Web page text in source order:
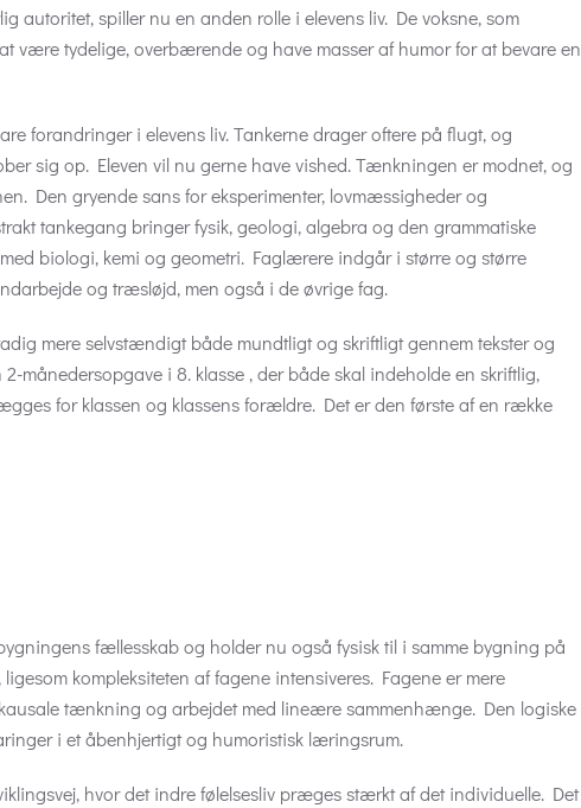
autoritet, spiller nu en anden rolle i elevens liv. De voksne, som
være tydelige, overbærende og have masser af humor for at bevare en
forandringer i elevens liv. Tankerne drager oftere på flugt, og
sig op. Eleven vil nu gerne have vished. Tænkningen er modnet, og
Den gryende sans for eksperimenter, lovmæssigheder og
tankegang bringer fysik, geologi, algebra og den grammatiske
biologi, kemi og geometri. Faglærere indgår i større og større
og træsløjd, men også i de øvrige fag.
mere selvstændigt både mundtligt og skriftligt gennem tekster og
månedersopgave i 8. klasse , der både skal indeholde en skriftlig,
for klassen og klassens forældre. Det er den første af en række
fællesskab og holder nu også fysisk til i samme bygning på
kompleksiteten af fagene intensiveres. Fagene er mere
tænkning og arbejdet med lineære sammenhænge. Den logiske
i et åbenhjertigt og humoristisk læringsrum.
hvor det indre følelsesliv præges stærkt af det individuelle. Det